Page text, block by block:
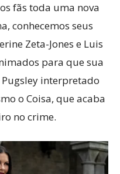
fãs toda uma nova
conhecemos seus
Zeta-Jones e Luis
para que sua
Pugsley interpretado
o Coisa, que acaba
no crime.